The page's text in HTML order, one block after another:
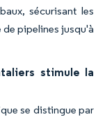
sécurisant les
pipelines jusqu'à
stimule la
se distingue par